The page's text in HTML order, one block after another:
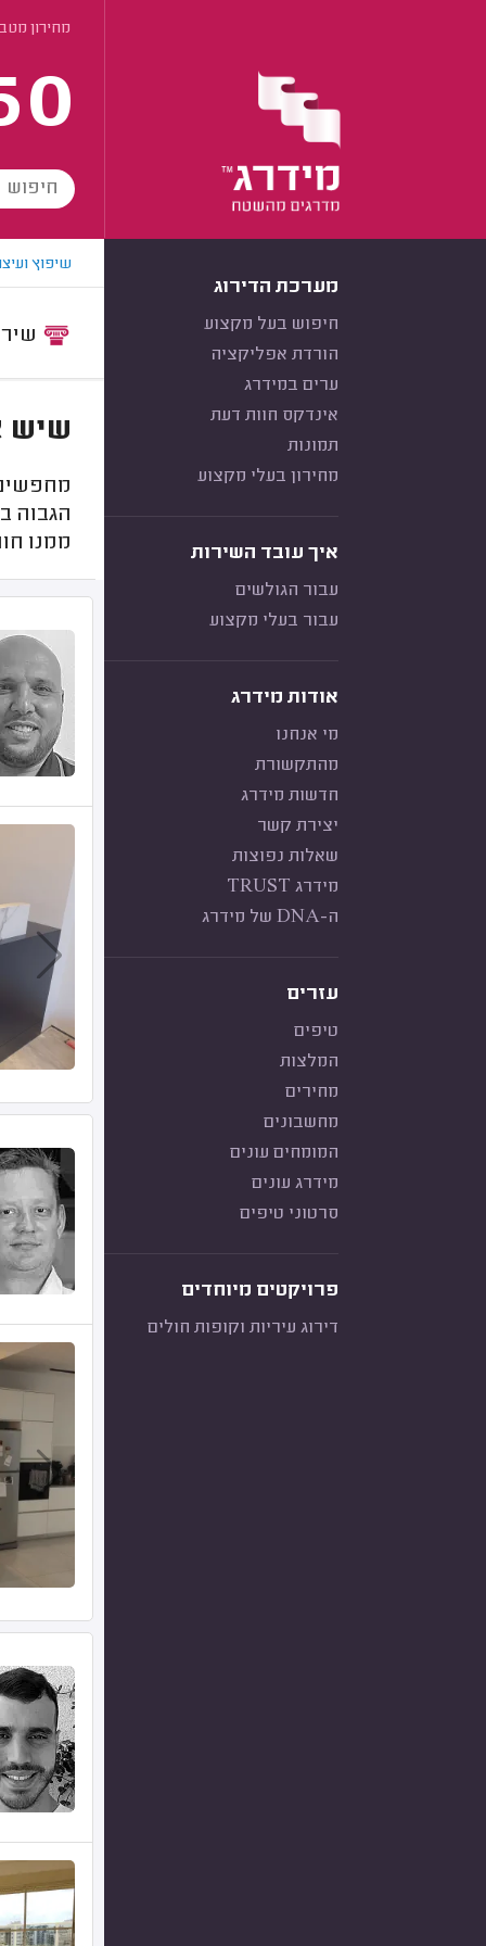
מחירון
מערכת הדירוג
חיפוש בעל מקצוע
הורדת אפליקציה
ערים במידרג
אינדקס חוות דעת
תמונות
מחירון בעלי מקצוע
איך עובד השירות
עבור הגולשים
עבור בעלי מקצוע
אודות מידרג
מי אנחנו
מהתקשורת
חדשות מידרג
יצירת קשר
שאלות נפוצות
מידרג TRUST
ה-DNA של מידרג
עזרים
טיפים
המלצות
מחירים
מחשבונים
המומחים עונים
מידרג עונים
סרטוני טיפים
פרויקטים מיוחדים
דירוג עיריות וקופות חולים
שיפוץ
שיש
הגבוה
ממנו